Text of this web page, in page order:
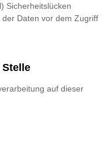
Sicherheitslücken
Daten vor dem Zugriff
auf dieser